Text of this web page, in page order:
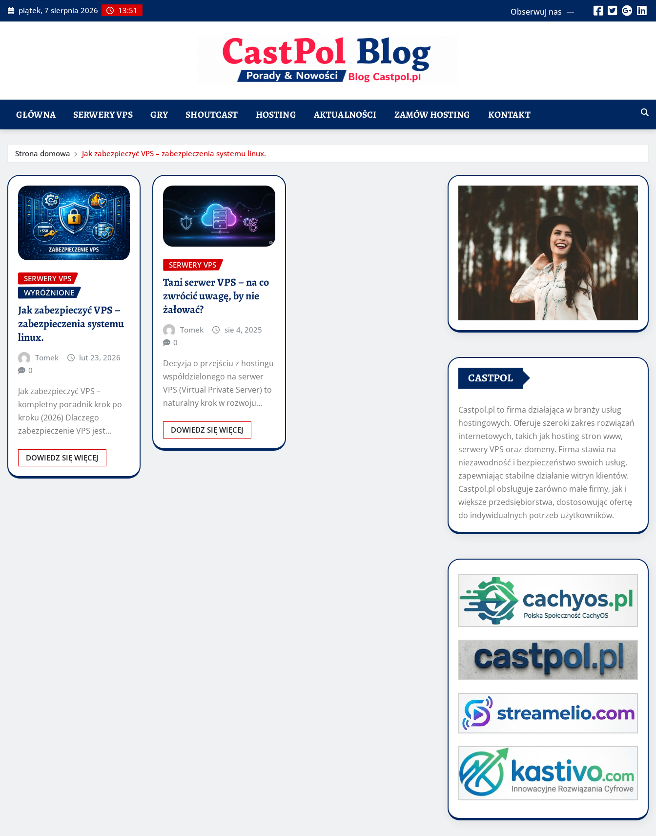
Przeskocz
do
piątek, 7 sierpnia 2026 13:51 Obserwuj nas
GŁÓWNA SERWERY VPS GRY SHOUTCAST HOSTING AKTUALNOŚCI ZAMÓW HOSTING KONTAKT
Strona domowa Jak zabezpieczyć VPS – zabezpieczenia systemu linux.
SERWERY VPS
WYRÓŻNIONE
Jak zabezpieczyć VPS –
zabezpieczenia systemu
linux.
Tomek
lut 23, 2026
0
Jak zabezpieczyć VPS –
kompletny poradnik krok po
kroku (2026) Dlaczego
zabezpieczenie VPS jest
uruchomieniu jest…
DOWIEDZ SIĘ WIĘCEJ
SERWERY VPS
Tani serwer VPS – na co
zwrócić uwagę, by nie
żałować?
Tomek
sie 4, 2025
0
Decyzja o przejściu z hostingu
współdzielonego na serwer
VPS (Virtual Private Server) to
naturalny krok w rozwoju
internetowych.…
DOWIEDZ SIĘ WIĘCEJ
CASTPOL
Castpol.pl to firma działająca w branży usług
hostingowych. Oferuje szeroki zakres rozwiązań
internetowych, takich jak hosting stron www,
serwery VPS oraz domeny. Firma stawia na
niezawodność i bezpieczeństwo swoich usług,
zapewniając stabilne działanie witryn klientów.
Castpol.pl obsługuje zarówno małe firmy, jak i
większe przedsiębiorstwa, dostosowując ofertę
do indywidualnych potrzeb użytkowników.